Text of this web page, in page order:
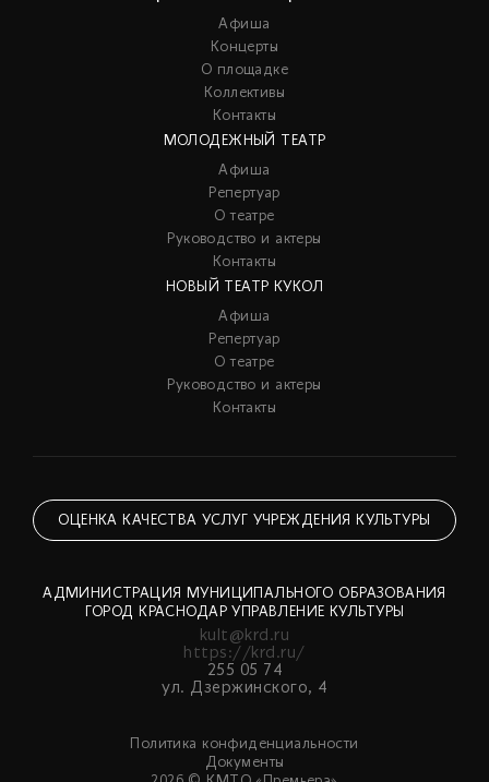
Афиша
Концерты
О площадке
Коллективы
Контакты
МОЛОДЕЖНЫЙ ТЕАТР
Афиша
Репертуар
О театре
Руководство и актеры
Контакты
НОВЫЙ ТЕАТР КУКОЛ
Афиша
Репертуар
О театре
Руководство и актеры
Контакты
ОЦЕНКА КАЧЕСТВА УСЛУГ УЧРЕЖДЕНИЯ КУЛЬТУРЫ
АДМИНИСТРАЦИЯ МУНИЦИПАЛЬНОГО ОБРАЗОВАНИЯ
ГОРОД КРАСНОДАР УПРАВЛЕНИЕ КУЛЬТУРЫ
kult@krd.ru
https://krd.ru/
255 05 74
ул. Дзержинского, 4
Политика конфиденциальности
Документы